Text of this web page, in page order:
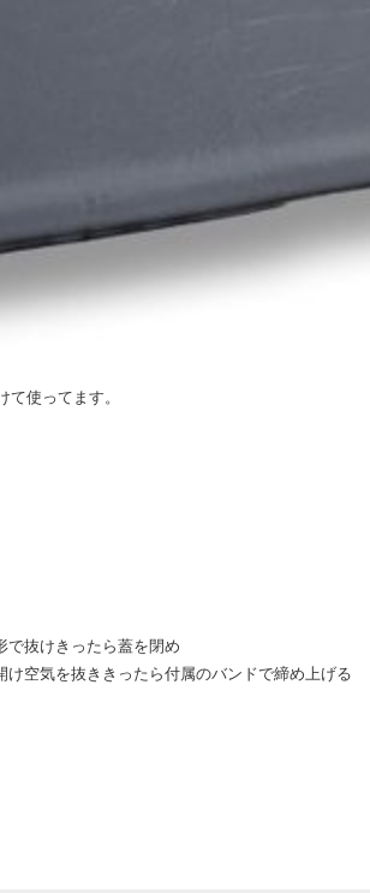
使ってます。
で抜けきったら蓋を閉め
空気を抜ききったら付属のバンドで締め上げる